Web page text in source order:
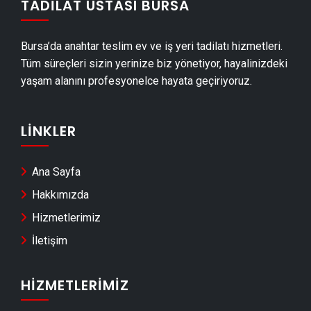
Osmangazi Dış Cephe Kaplama Ustası
Osmangazi Havuz Yapımı
Osmangazi Cam Montajı
Osmangazi Kepçe Kiralama
Osmangazi Seramik Ustası
Osmangazi Sandviç Panel Montajı
Osmangazi Teras Kapatma
Osmangazi Anahtar Teslim Tadilat
Osmangazi Anahtar Teslim İnşaat
Osmangazi Dekoratif Taş Kaplama
TADILAT USTASI BURSA
Bursa’da anahtar teslim ev ve iş yeri tadilatı hizmetleri.
Tüm süreçleri sizin yerinize biz yönetiyor, hayalinizdeki
yaşam alanını profesyonelce hayata geçiriyoruz.
LINKLER
Ana Sayfa
Hakkımızda
Hizmetlerimiz
İletişim
HIZMETLERIMIZ